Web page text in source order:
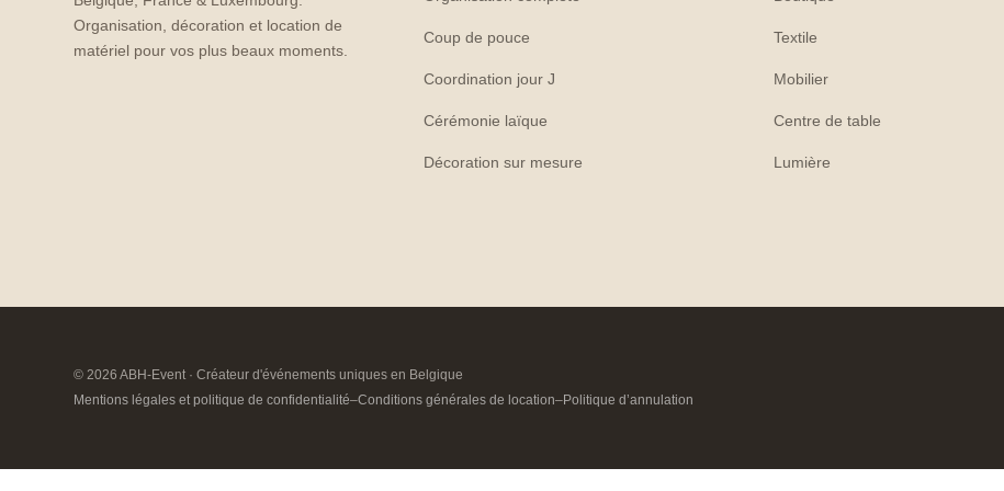
Organisation, décoration et location de
matériel pour vos plus beaux moments.
Coup de pouce
Coordination jour J
Cérémonie laïque
Décoration sur mesure
Textile
Mobilier
Centre de table
Lumière
© 2026 ABH-Event · Créateur d'événements uniques en Belgique
Mentions légales et politique de confidentialité–Conditions générales de location–Politique d’annulation